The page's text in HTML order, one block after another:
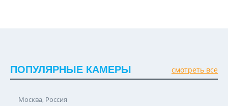
ПОПУЛЯРНЫЕ КАМЕРЫ смотреть все
Москва, Россия